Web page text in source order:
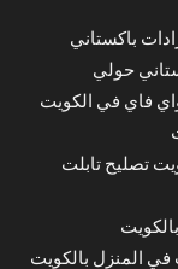
حولي
فاي في الكويت
تصليح تابلت
في المنزل بالكويت